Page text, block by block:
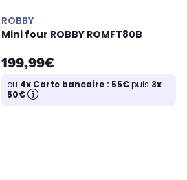
ROBBY
Mini four ROBBY ROMFT80B
199,99€
ou 4x Carte bancaire : 55€puis 3x
50€